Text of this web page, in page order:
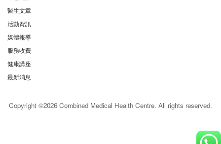
醫生文章
活動資訊
媒體報導
服務收費
健康講座
最新消息
Copyright ©2026 Combined Medical Health Centre. All rights reserved.